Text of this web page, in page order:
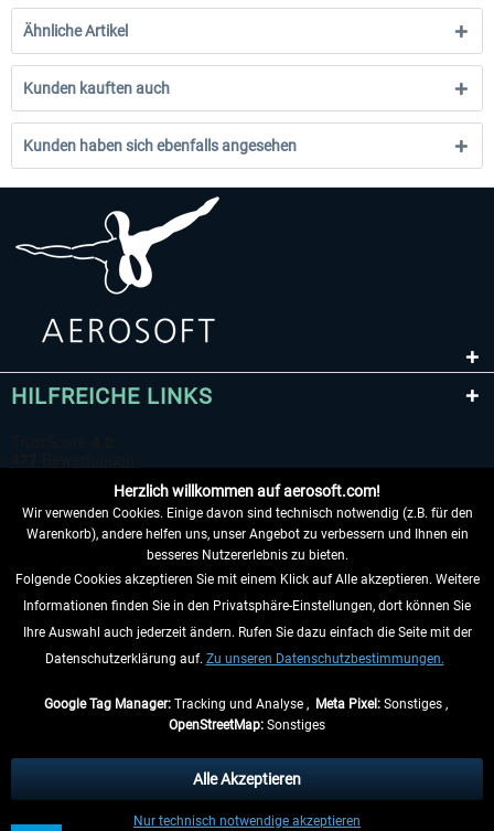
Ähnliche Artikel
Kunden kauften auch
Kunden haben sich ebenfalls angesehen
HILFREICHE LINKS
VERTRAG WIDERRUFEN
INFORMATIONEN
anders beschrieben.
** Gilt für Lieferungen innerhalb Deutschlands, Lieferzeiten für andere Länder
Herzlich willkommen auf aerosoft.com!
Wir verwenden Cookies. Einige davon sind technisch notwendig (z.B. für den
Warenkorb), andere helfen uns, unser Angebot zu verbessern und Ihnen ein
besseres Nutzererlebnis zu bieten.
Folgende Cookies akzeptieren Sie mit einem Klick auf Alle akzeptieren. Weitere
Informationen finden Sie in den Privatsphäre-Einstellungen, dort können Sie
Ihre Auswahl auch jederzeit ändern. Rufen Sie dazu einfach die Seite mit der
Datenschutzerklärung auf. Zu unseren Datenschutzbestimmungen.
Google Tag Manager:Tracking und Analyse , Meta Pixel:Sonstiges ,
OpenStreetMap: Sonstiges
Nur technisch notwendige akzeptieren
Alle Akzeptieren